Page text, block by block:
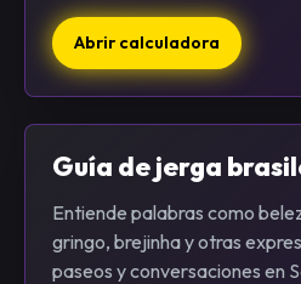
Abrir calculadora
Guía de jerga
Entiende palabras como
gringo, brejinha y otras
paseos y conversaciones en